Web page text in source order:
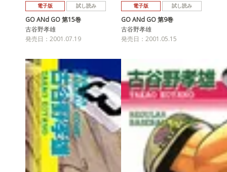
電子版 試し読み
GO ANd GO 第15巻
古谷野孝雄
発売日：2001.07.19
電子版 試し読み
GO ANd GO 第9巻
古谷野孝雄
発売日：2001.05.15